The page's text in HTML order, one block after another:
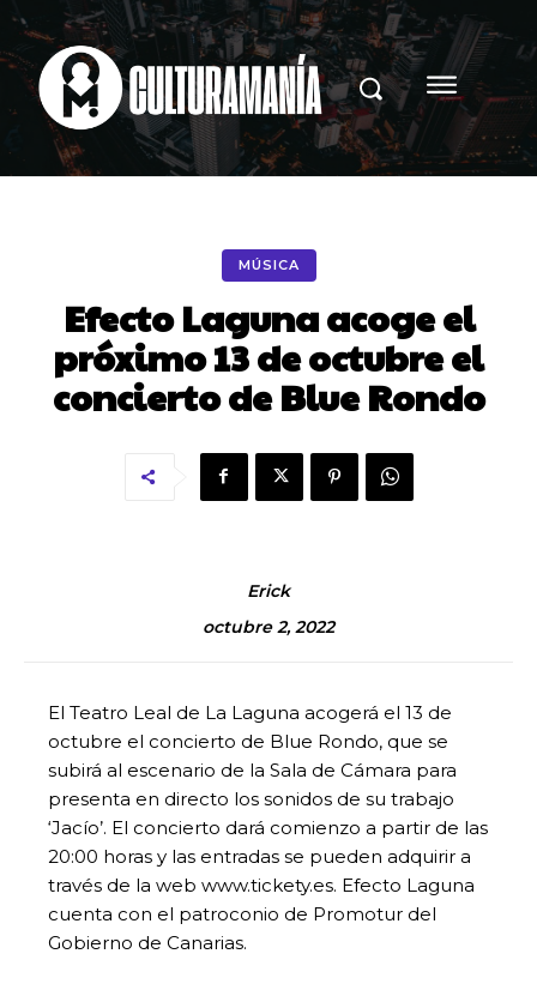
MÚSICA
Efecto Laguna acoge el
próximo 13 de octubre el
concierto de Blue Rondo
Erick
octubre 2, 2022
El Teatro Leal de La Laguna acogerá el 13 de
octubre el concierto de Blue Rondo, que se
subirá al escenario de la Sala de Cámara para
presenta en directo los sonidos de su trabajo
‘Jacío’. El concierto dará comienzo a partir de las
20:00 horas y las entradas se pueden adquirir a
través de la web www.tickety.es. Efecto Laguna
cuenta con el patroconio de Promotur del
Gobierno de Canarias.